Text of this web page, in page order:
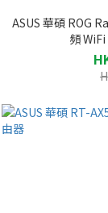
ASUS 華碩 ROG
頻